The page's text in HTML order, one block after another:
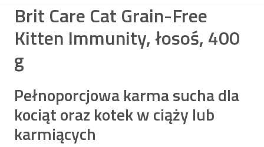
Brit Care Cat Grain-Free
Kitten Immunity, łosoś, 400
g
Pełnoporcjowa karma sucha dla
kociąt oraz kotek w ciąży lub
karmiących